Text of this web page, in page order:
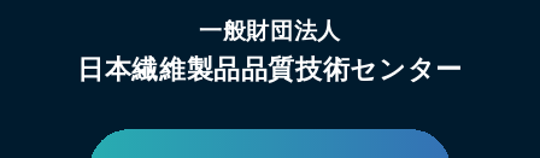
一般財団法人
日本繊維製品品質技術センター